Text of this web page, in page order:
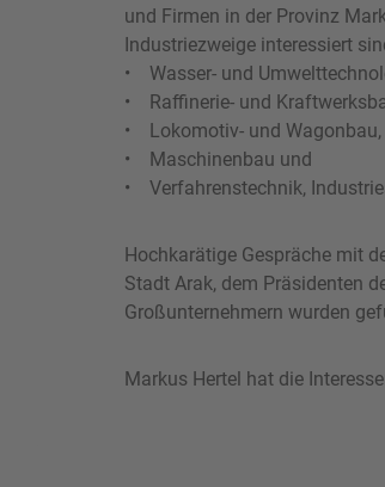
und Firmen in der Provinz
Industriezweige interessiert
• Wasser- und
• Raffinerie- und
• Lokomotiv- und Wagonbau,
• Maschinenbau und
• Verfahrenstechnik,
Hochkarätige Gespräche mit
Stadt Arak, dem Präsidenten
Großunternehmern wurden
Markus Hertel hat die